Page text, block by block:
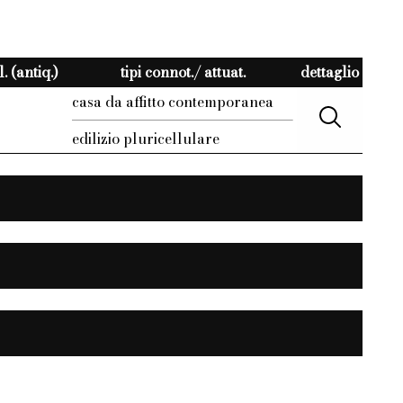
(antiq.) tipi connot./ attuat.
dettaglio
casa da affitto contemporanea
edilizio pluricellulare